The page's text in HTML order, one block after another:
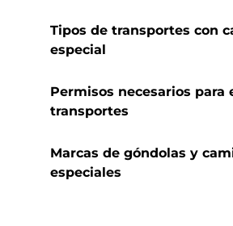
Tipos de transportes con
especial
Permisos necesarios para
transportes
Marcas de góndolas y
especiales